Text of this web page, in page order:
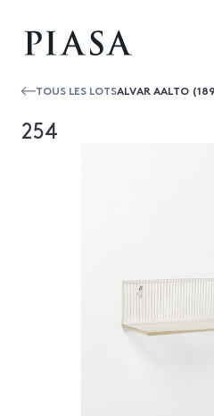
TOUS LES LOTSALVAR AALTO
254